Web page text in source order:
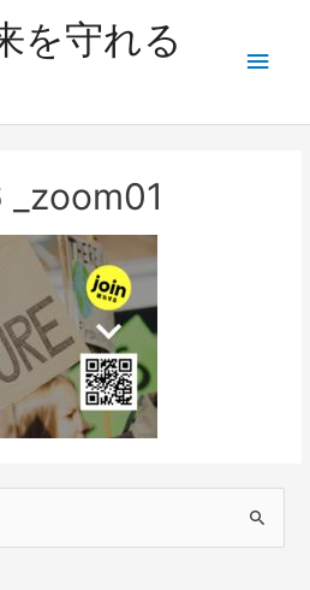
を守れる
_zoom01